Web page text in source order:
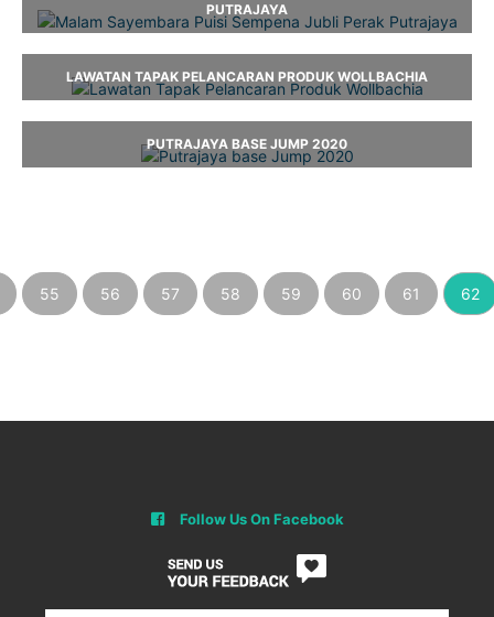
PUTRAJAYA
LAWATAN TAPAK PELANCARAN PRODUK WOLLBACHIA
PUTRAJAYA BASE JUMP 2020
55 56 57 58 59 60 61 62
Follow Us On Facebook